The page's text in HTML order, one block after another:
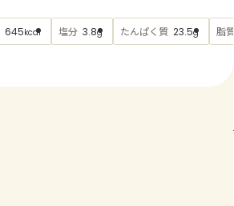
645kcal 塩分 3.8g たんぱく質 23.5g 脂質